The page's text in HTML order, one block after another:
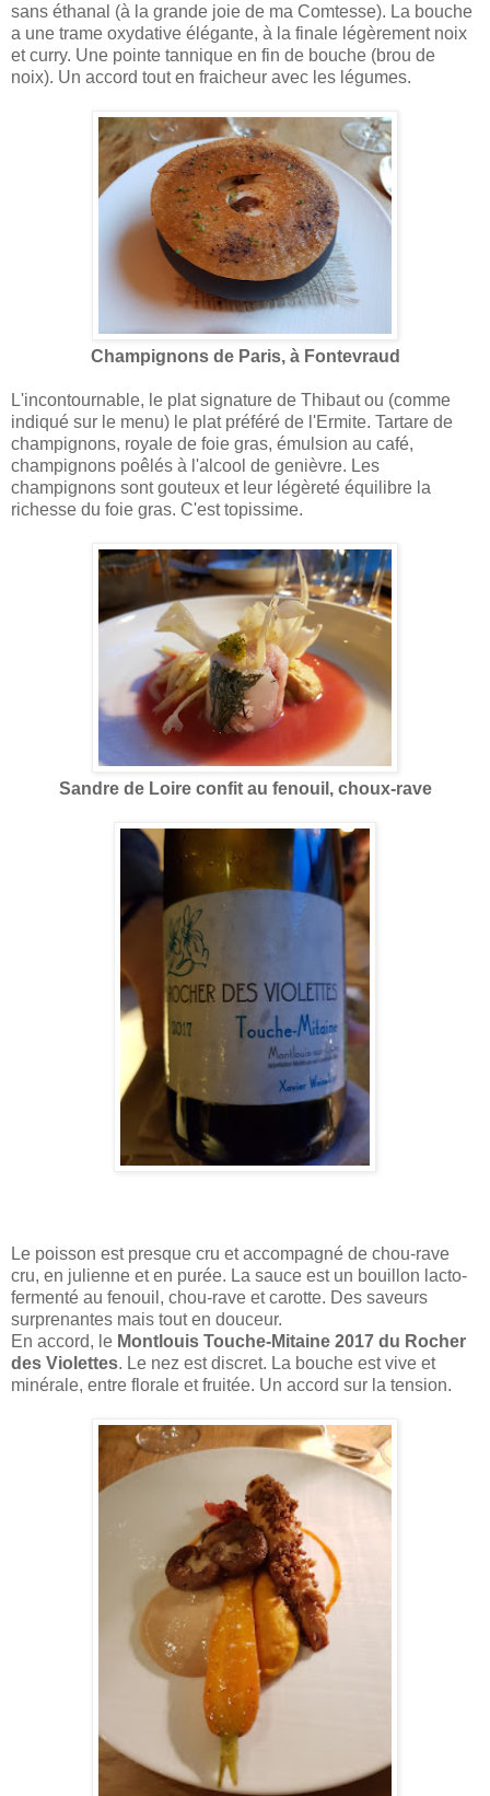
sans éthanal (à la grande joie de ma Comtesse). La bouche
a une trame oxydative élégante, à la finale légèrement noix
et curry. Une pointe tannique en fin de bouche (brou de
noix). Un accord tout en fraicheur avec les légumes.
Champignons de Paris, à Fontevraud
L'incontournable, le plat signature de Thibaut ou (comme
indiqué sur le menu) le plat préféré de l'Ermite. Tartare de
champignons, royale de foie gras, émulsion au café,
champignons poêlés à l'alcool de genièvre. Les
champignons sont gouteux et leur légèreté équilibre la
richesse du foie gras. C'est topissime.
Sandre de Loire confit au fenouil, choux-rave
Le poisson est presque cru et accompagné de chou-rave
cru, en julienne et en purée. La sauce est un bouillon lacto-
fermenté au fenouil, chou-rave et carotte. Des saveurs
surprenantes mais tout en douceur.
En accord, le Montlouis Touche-Mitaine 2017 du Rocher
des Violettes. Le nez est discret. La bouche est vive et
minérale, entre florale et fruitée. Un accord sur la tension.